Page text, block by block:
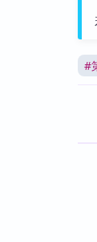
#